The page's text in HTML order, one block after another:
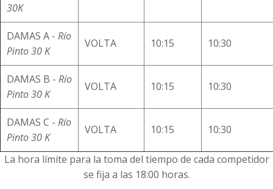
30K
DAMAS A - Río
Pinto 30 K
VOLTA 10:15 10:30
DAMAS B - Río
Pinto 30 K
VOLTA 10:15 10:30
DAMAS C - Río
Pinto 30 K
VOLTA 10:15 10:30
La hora límite para la toma del tiempo de cada competidor
se fija a las 18:00 horas.